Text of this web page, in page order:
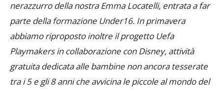
ogni aspettativa, come testimonia il passaggio in
nerazzurro della nostra Emma Locatelli, entrata a far
parte della formazione Under16. In primavera
abbiamo riproposto inoltre il progetto Uefa
Playmakers in collaborazione con Disney, attività
gratuita dedicata alle bambine non ancora tesserate